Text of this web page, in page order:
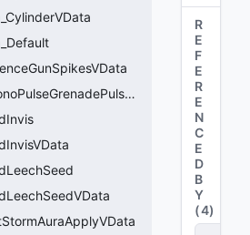
CCitadelModifierChronoPulseGrenadePulseAreaVData
R
E
F
E
R
E
N
C
E
D
B
Y
(4)